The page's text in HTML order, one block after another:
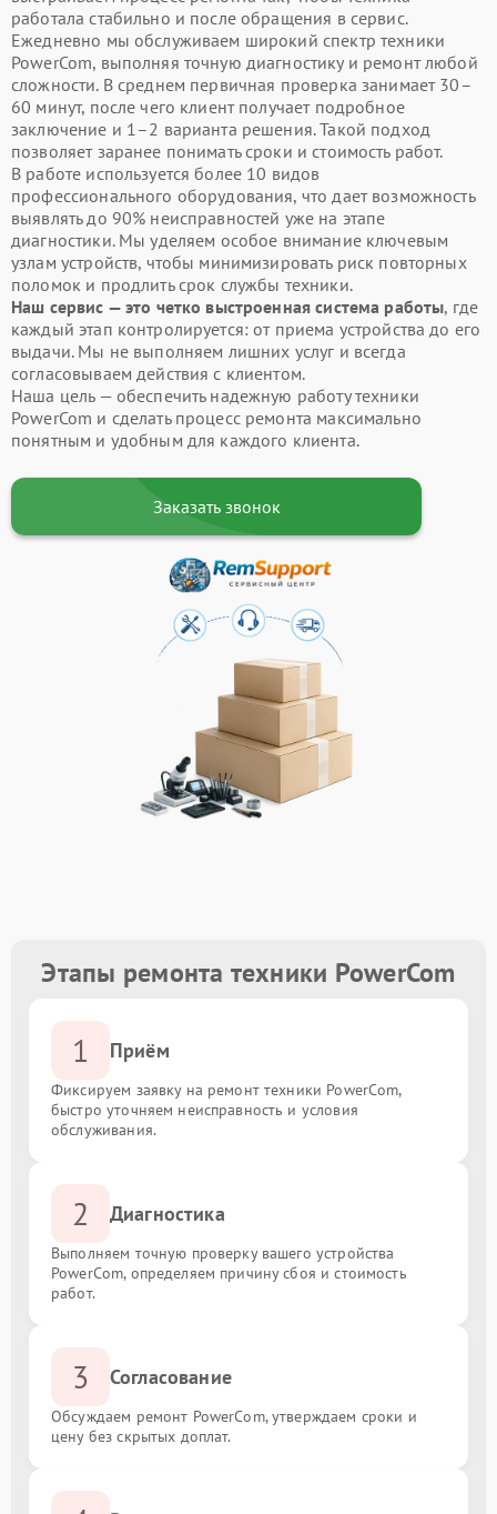
работала стабильно и после обращения в сервис.
Ежедневно мы обслуживаем широкий спектр техники
PowerCom, выполняя точную диагностику и ремонт любой
сложности. В среднем первичная проверка занимает 30–
60 минут, после чего клиент получает подробное
заключение и 1–2 варианта решения. Такой подход
позволяет заранее понимать сроки и стоимость работ.
В работе используется более 10 видов
профессионального оборудования, что дает возможность
выявлять до 90% неисправностей уже на этапе
диагностики. Мы уделяем особое внимание ключевым
узлам устройств, чтобы минимизировать риск повторных
поломок и продлить срок службы техники.
Наш сервис — это четко выстроенная система работы, где
каждый этап контролируется: от приема устройства до его
выдачи. Мы не выполняем лишних услуг и всегда
согласовываем действия с клиентом.
Наша цель — обеспечить надежную работу техники
PowerCom и сделать процесс ремонта максимально
понятным и удобным для каждого клиента.
Заказать звонок
Этапы ремонта техники PowerCom
1 Приём
Фиксируем заявку на ремонт техники PowerCom,
быстро уточняем неисправность и условия
обслуживания.
2 Диагностика
Выполняем точную проверку вашего устройства
PowerCom, определяем причину сбоя и стоимость
работ.
3 Согласование
Обсуждаем ремонт PowerCom, утверждаем сроки и
цену без скрытых доплат.